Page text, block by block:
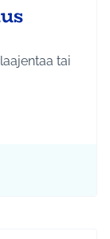
tai
ja